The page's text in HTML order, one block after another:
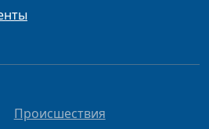
Происшествия